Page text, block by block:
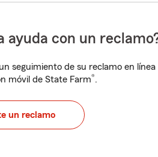
ayuda con un
seguimiento de su reclamo en línea
móvil de State Farm®.
un reclamo